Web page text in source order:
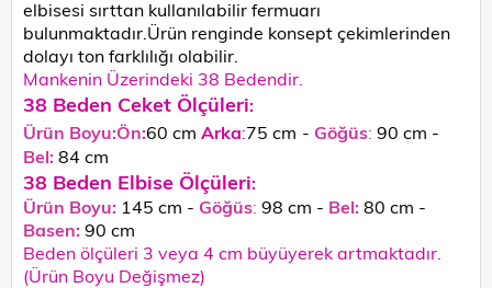
elbisesi sırttan kullanılabilir fermuarı
bulunmaktadır. Ürün renginde konsept çekimlerinden
dolayı ton farklılığı olabilir.
Mankenin Üzerindeki 38 Bedendir.
38 Beden Ceket Ölçüleri:
Ürün Boyu:Ön:60 cm Arka:75 cm - Göğüs: 90 cm -
Bel:84 cm
38 Beden Elbise Ölçüleri:
Ürün Boyu: 145 cm - Göğüs: 98 cm - Bel:80 cm -
Basen:90 cm
Beden ölçüleri 3 veya 4 cm büyüyerek artmaktadır.
(Ürün Boyu Değişmez)